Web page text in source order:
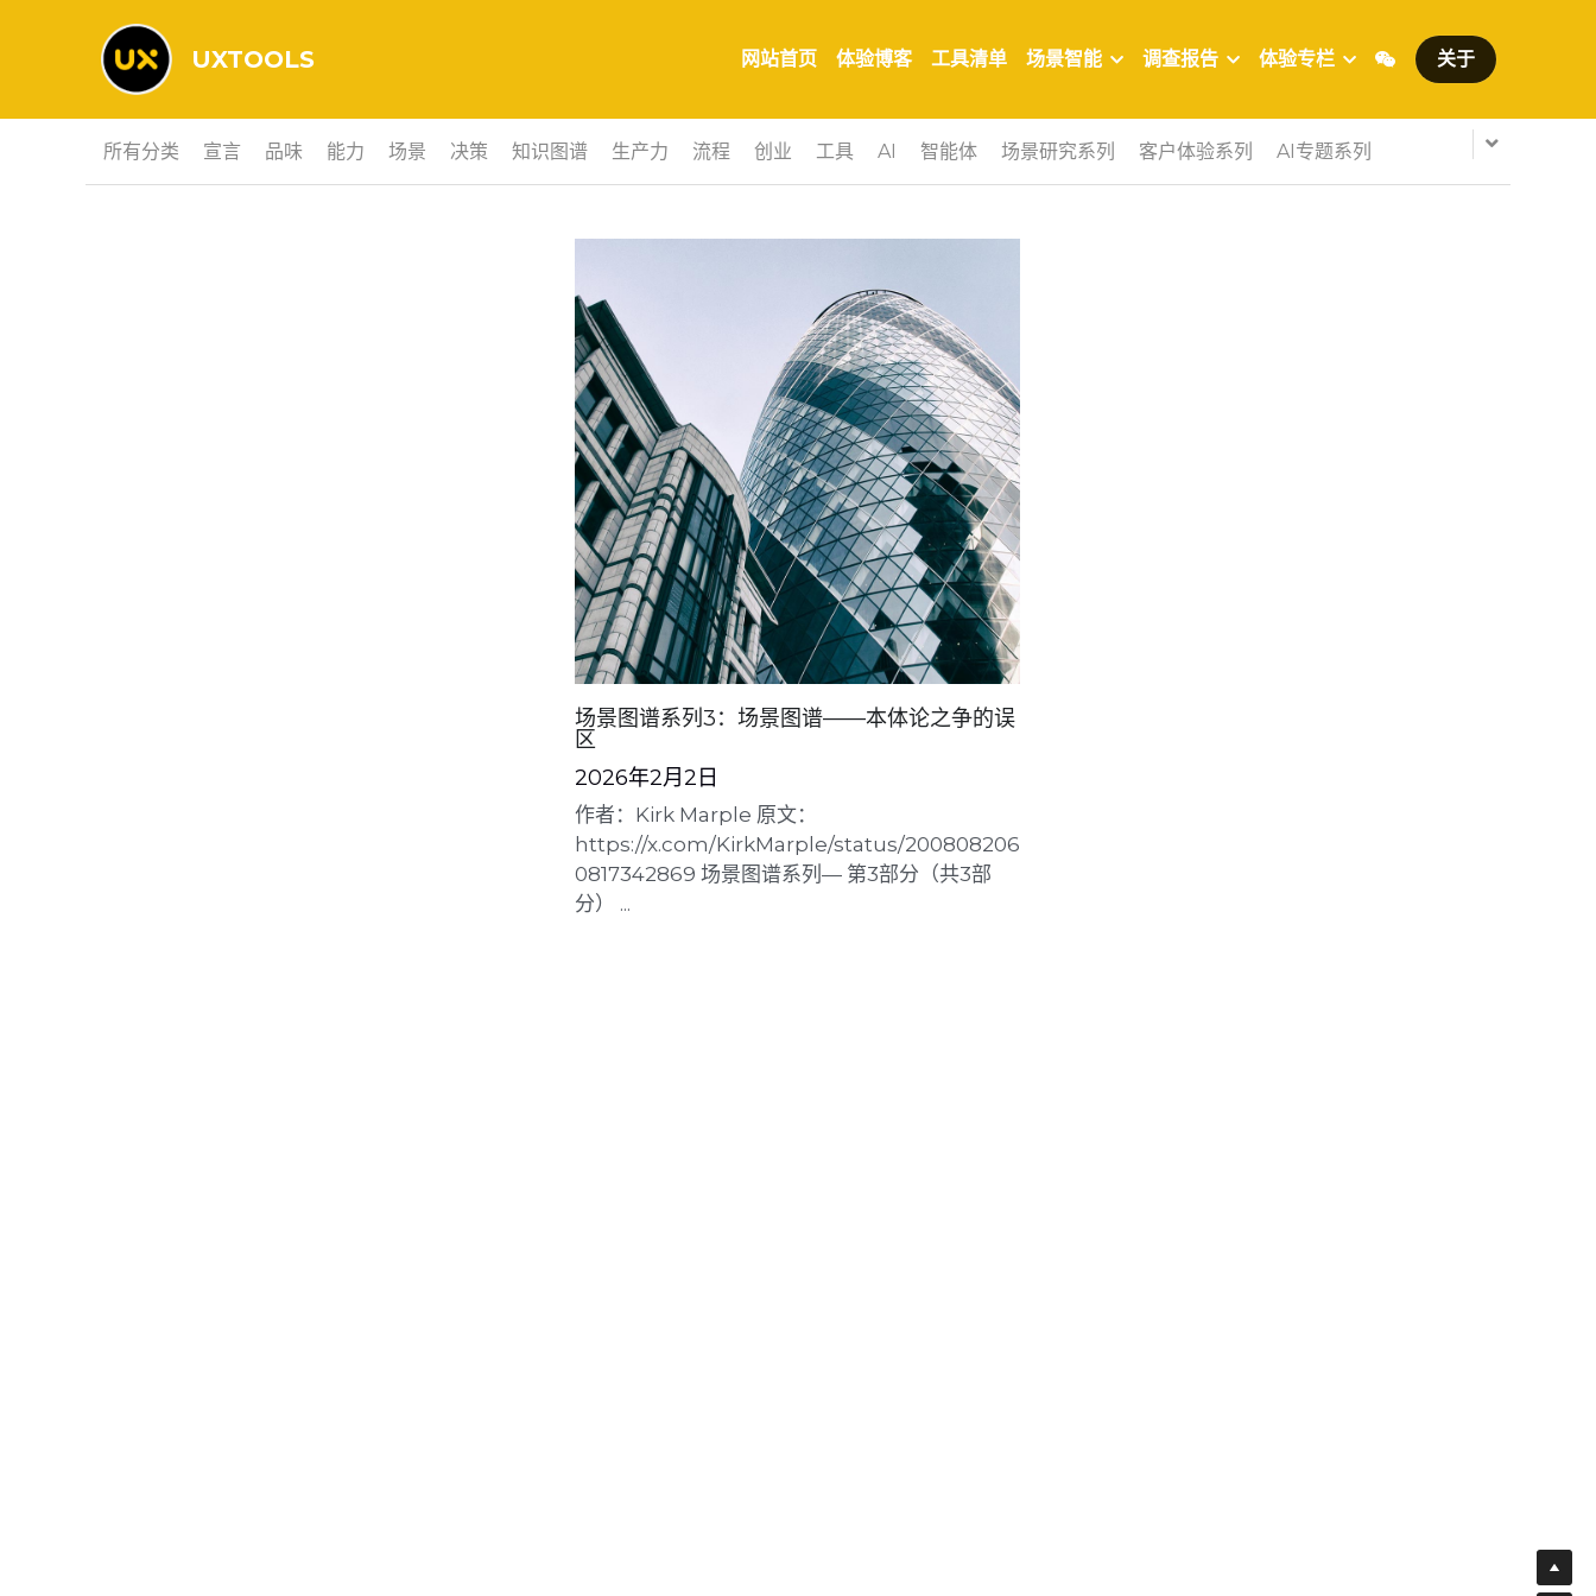
UXTOOLS 网站首页 体验博客 工具清单 场景智能 调查报告 体验专栏 关于
所有分类 宣言 品味 能力 场景 决策 知识图谱 生产力 流程 创业 工具 AI 智能体 场景研究系列 客户体验系列 AI专题系列
场景图谱系列3：场景图谱——本体论之争的误
区
2026年2月2日
作者：Kirk Marple 原文：
https://x.com/KirkMarple/status/200808206
0817342869 场景图谱系列— 第3部分（共3部
分） ...